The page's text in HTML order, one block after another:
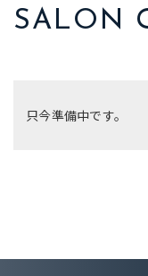
SALON
只今準備中です。